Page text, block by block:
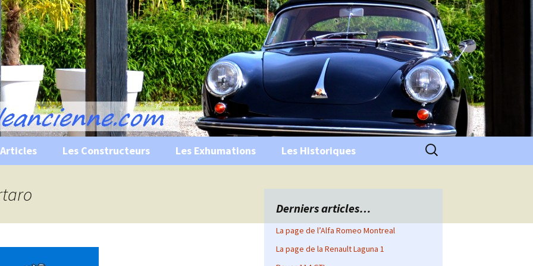
Ancienne
historiques …
Les Constructeurs Les Exhumations Les Historiques Rechercher :
Derniers articles…
La page de l’Alfa Romeo Montreal
La page de la Renault Laguna 1